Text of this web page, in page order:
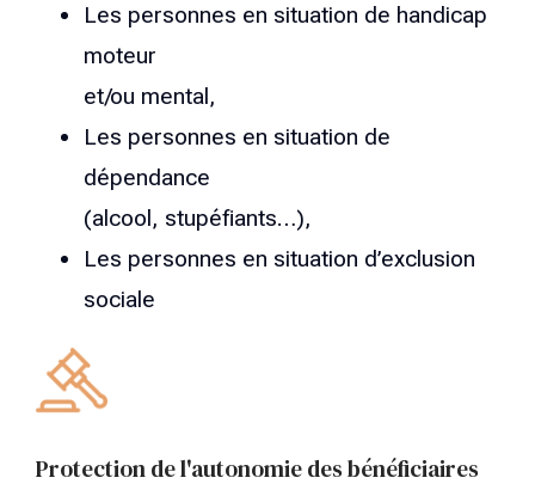
Les personnes en situation de handicap
moteur
et/ou mental,
Les personnes en situation de
dépendance
(alcool, stupéfiants…),
Les personnes en situation d’exclusion
sociale
Protection de l'autonomie des bénéficiaires